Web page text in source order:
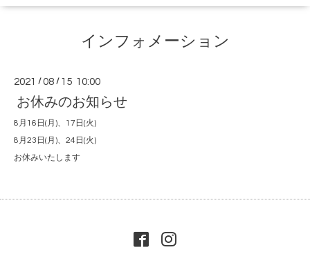
インフォメーション
2021 /08 / 15 10:00
お休みのお知らせ
8月16日(月)、17日(火)
8月23日(月)、24日(火)
お休みいたします